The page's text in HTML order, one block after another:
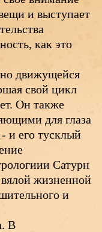
и выступает
как это
движущейся
свой цикл
Он также
для глаза
и его тусклый
Сатурн
жизненной
и
В